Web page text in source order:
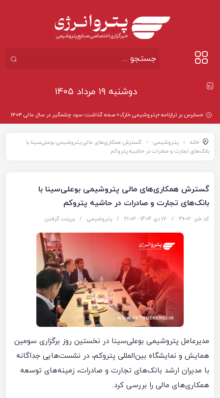
دوشنبه ۱۹ مرداد ۱۴۰۵
حسابرس بر ترازنامه «پتروشیمی خارک» صحه گذاشت؛ سود چشمگیر در سال مالی ۱۴۰۴
خانه پتروشیمی
گسترش همکاری‌های مالی پتروشیمی بوعلی‌سینا با
بانک‌های تجارت و صادرات در حاشیه پتروکم
گسترش همکاری‌های مالی پتروشیمی بوعلی‌سینا با
بانک‌های تجارت و صادرات در حاشیه پتروکم
کد خبر: 3602 / 17 دی 1404 - ۲۱:۰۲ / پتروشیمی / پرینت گرفتن
مدیرعامل پتروشیمی بوعلی‌سینا در نخستین روز برگزاری سومین
همایش و نمایشگاه بین‌المللی پتروکم، در نشست‌هایی جداگانه
با مدیران ارشد بانک‌های تجارت و صادرات، زمینه‌های توسعه
همکاری‌های مالی را بررسی کرد.